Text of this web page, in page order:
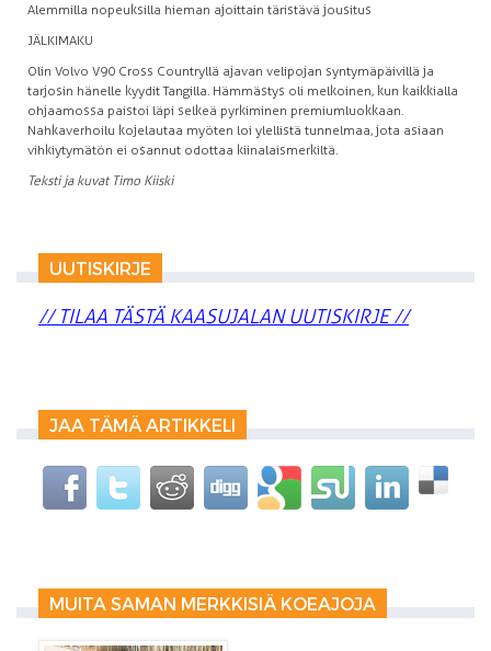
Alemmilla nopeuksilla hieman ajoittain täristävä jousitus
JÄLKIMAKU
Olin Volvo V90 Cross Countryllä ajavan velipojan syntymäpäivillä ja
tarjosin hänelle kyydit Tangilla. Hämmästys oli melkoinen, kun kaikkialla
ohjaamossa paistoi läpi selkeä pyrkiminen premiumluokkaan.
Nahkaverhoilu kojelautaa myöten loi ylellistä tunnelmaa, jota asiaan
vihkiytymätön ei osannut odottaa kiinalaismerkiltä.
Teksti ja kuvat Timo Kiiski
UUTISKIRJE
// TILAA TÄSTÄ KAASUJALAN UUTISKIRJE //
JAA TÄMÄ ARTIKKELI
MUITA SAMAN MERKKISIÄ KOEAJOJA